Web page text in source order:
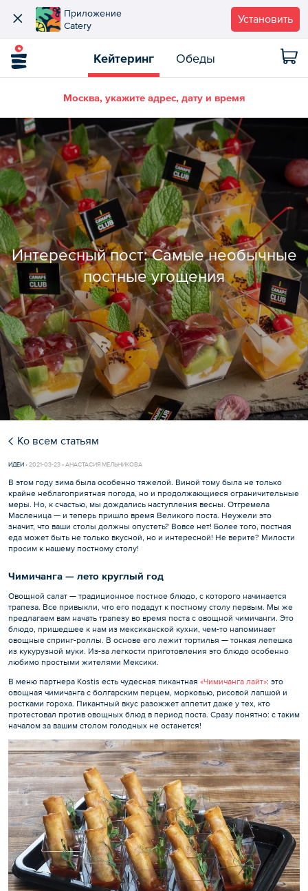
Приложение
Catery
Установить
Кейтеринг Обеды
Москва, укажите адрес, дату и время
Интересный пост: Самые необычные
постные угощения
Ко всем статьям
ИДЕИ • 2021-03-23 • АНАСТАСИЯ МЕЛЬНИКОВА
В этом году зима была особенно тяжелой. Виной тому была не только
крайне неблагоприятная погода, но и продолжающиеся ограничительные
меры. Но, к счастью, мы дождались наступления весны. Отгремела
Масленица — и теперь пришло время Великого поста. Неужели это
значит, что ваши столы должны опустеть? Вовсе нет! Более того, постная
еда может быть не только вкусной, но и интересной! Не верите? Милости
просим к нашему постному столу!
Чимичанга — лето круглый год
Овощной салат — традиционное постное блюдо, с которого начинается
трапеза. Все привыкли, что его подадут к постному столу первым. Мы же
предлагаем вам начать трапезу во время поста с овощной чимичанги. Это
блюдо, пришедшее к нам из мексиканской кухни, чем-то напоминает
овощные спринг-роллы. В основе его лежит тортилья — тонкая лепешка
из кукурузной муки. Из-за легкости приготовления это блюдо особенно
любимо простыми жителями Мексики.
В меню партнера Kostis есть чудесная пикантная «Чимичанга лайт»: это
овощная чимичанга с болгарским перцем, морковью, рисовой лапшой и
ростками гороха. Пикантный вкус разожжет аппетит даже у тех, кто
протестовал против овощных блюд в период поста. Сразу понятно: с таким
началом за вашим столом голодных не останется!